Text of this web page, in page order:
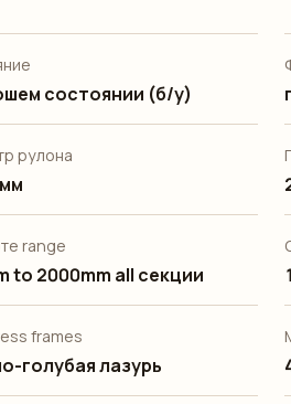
состоянии (б/у)
рулона
range
to 2000mm all секции
frames
голубая лазурь